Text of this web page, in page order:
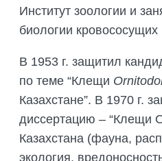
Институт зоологии и
биологии
В 1953 г. защитил
по теме “Клещи
Казахстане”. В 1970 г.
диссертацию – “Клещи
Казахстана (фауна,
экология,